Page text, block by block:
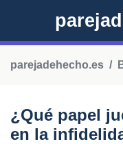
parejadehecho.es
¿Qué papel
en la